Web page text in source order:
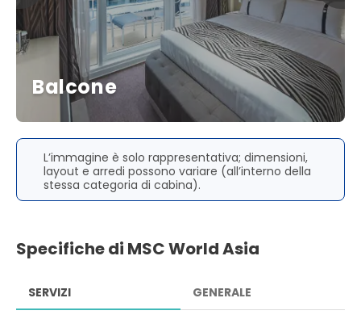
Balcone
L’immagine è solo rappresentativa; dimensioni,
layout e arredi possono variare (all’interno della
stessa categoria di cabina).
Specifiche di MSC World Asia
SERVIZI GENERALE